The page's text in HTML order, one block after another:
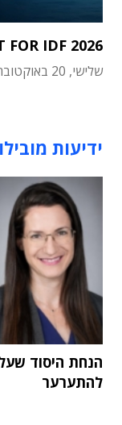
FOR IDF 2026
שלישי, 20 באוקטובר 2026
ידיעות
הנחת היסוד
להתערער